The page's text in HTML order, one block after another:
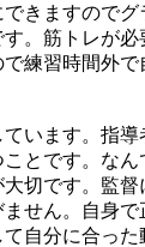
きますので
。筋トレが
練習時間外
ています。指
とです。な
切です。監督
せん。自身
自分に合っ